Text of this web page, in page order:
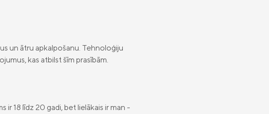
un ātru apkalpošanu. Tehnoloģiju
kas atbilst šīm prasībām.
ir 18 līdz 20 gadi, bet lielākais ir man -